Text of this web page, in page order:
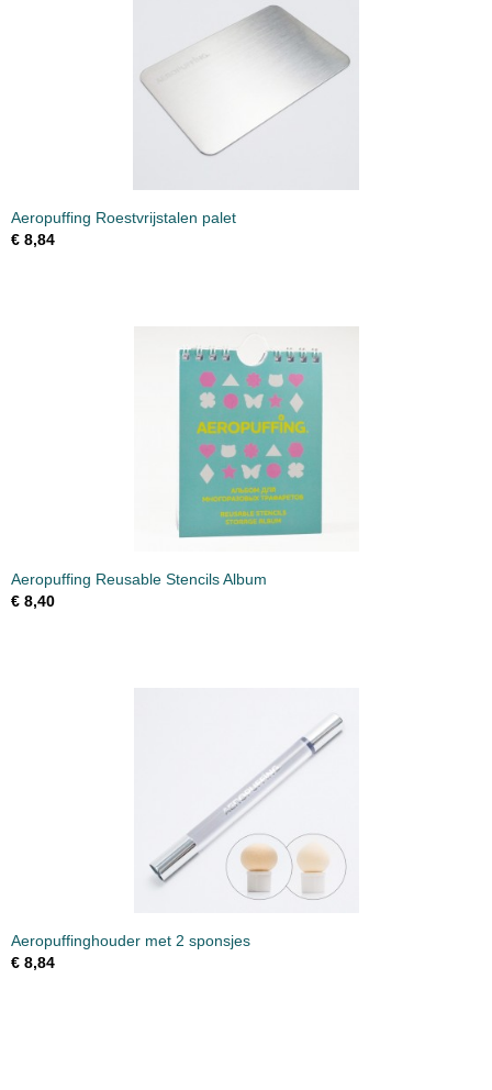
Aeropuffing Roestvrijstalen palet
€ 8,84
Aeropuffing Reusable Stencils Album
€ 8,40
Aeropuffinghouder met 2 sponsjes
€ 8,84